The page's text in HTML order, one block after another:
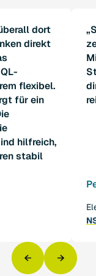
dort
direkt
flexibel.
für ein
hilfreich,
stabil